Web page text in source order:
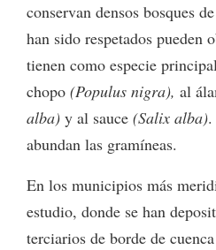
conservan densos bosques
han sido respetados pueden
tienen como especie
chopo (Populus nigra), al
alba) y al sauce (Salix alba)
abundan las gramíneas.
En los municipios más
estudio, donde se han
terciarios de borde de